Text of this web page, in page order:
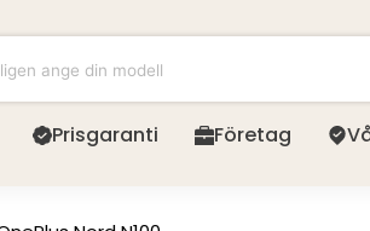
Prisgaranti Företag